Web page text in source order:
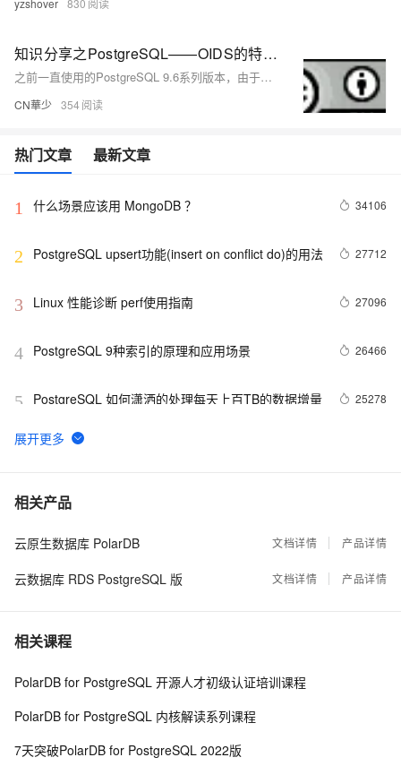
知识分享之PostgreSQL——OIDS的特性与新版本去除SQL
之前一直使用的PostgreSQL 9.6系列版本，由于官方不再维护了，就准备换成最新稳定版本的，查看了一下官方版本说明，发现13系列版本是目前稳定性较好的版本，于是兴冲冲的更换了过来，但随之而来的就是一些新特性，其中就比如表中的OID字段，这个字段是对象标识符，之前能用于行标记，现在发现只有表才具有这个隐藏字段，行数据没有这个支持了，于是就需要将老版本的表进行关闭掉这个字段。下面我们就开始关闭之旅。
CN華少 354
热门文章 最新文章
1 什么场景应该用 MongoDB ？ 34106
2 PostgreSQL upsert功能(insert on conflict do)的用法 27712
3 Linux 性能诊断 perf使用指南 27096
4 PostgreSQL 9种索引的原理和应用场景 26466
5 PostgreSQL 如何潇洒的处理每天上百TB的数据增量 25278
6 PostgreSQL 触发器用法详解 - 1
7 时序数据库分析 - TimescaleDB时序数据库介绍
8 PostgreSQL 与基友们的故事之 - Redis (无限缓存,
18586
关于MongoDB Sharding，你应该知道的
10Greenplum 表空间和filespace的用法
相关产品
云原生数据库 PolarDB 文档详情 产品详情
云数据库 RDS PostgreSQL 版 文档详情 产品详情
相关课程
PolarDB for PostgreSQL 开源人才初级认证培训课程
PolarDB for PostgreSQL 内核解读系列课程
7天突破PolarDB for PostgreSQL 2022版